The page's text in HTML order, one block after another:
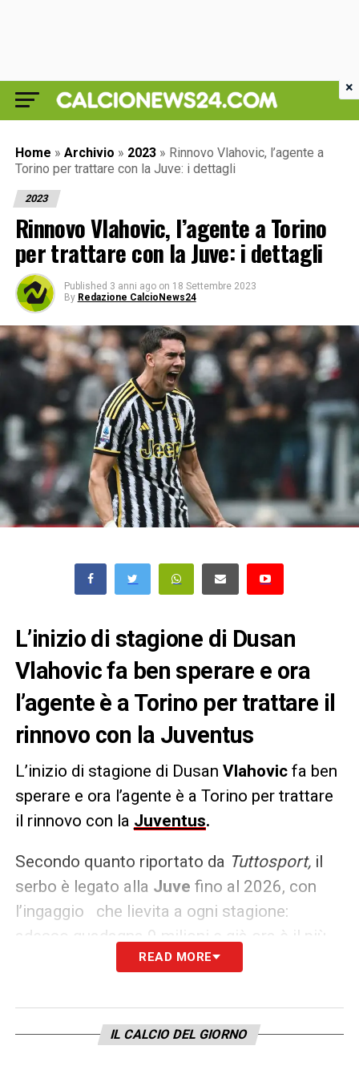
Home » Archivio » 2023 » Rinnovo Vlahovic, l’agente a
Torino per trattare con la Juve: i dettagli
2023
Rinnovo Vlahovic, l’agente a Torino
per trattare con la Juve: i dettagli
Published 3 anni ago on 18 Settembre 2023
By Redazione CalcioNews24
L’inizio di stagione di Dusan
Vlahovic fa ben sperare e ora
l’agente è a Torino per trattare il
rinnovo con la Juventus
L’inizio di stagione di Dusan Vlahovicfa ben
sperare e ora l’agente è a Torino per trattare
il rinnovo con la Juventus.
Secondo quanto riportato da Tuttosport,il
serbo è legato alla Juve fino al 2026, con
l’ingaggio che lievita a ogni stagione:
adesso guadagna 9 milioni e già ora è il più
pagato della Serie A. Il club bianconero
lo stipendio. L ’agente è a Torino e in questi
giorni incontreràGiuntoli.C’è l’apertura
READ MORE
IL CALCIO DEL GIORNO
×